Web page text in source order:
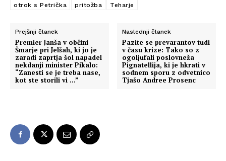
otrok s Petrička
pritožba Teharje
Prejšnji članek
Premier Janša v občini
Šmarje pri Jelšah, ki jo je
zaradi zaprtja šol napadel
nekdanji minister Pikalo:
“Zanesti se je treba nase,
kot ste storili vi …”
Naslednji članek
Pazite se prevarantov tudi
v času krize: Tako so z
ogoljufali poslovneža
Pignatellija, ki je hkrati v
sodnem sporu z odvetnico
Tjašo Andree Prosenc